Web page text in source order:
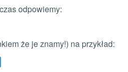
odpowiemy:
że je znamy!) na przykład: